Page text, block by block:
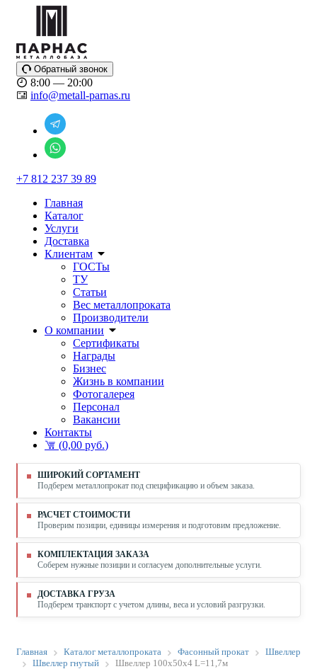
Обратный звонок
8:00 — 20:00
info@metall-parnas.ru
+7 812 237 39 89
Главная
Каталог
Услуги
Доставка
Клиентам
ГОСТы
ТУ
Статьи
Вес металлопроката
Производители
О компании
Сертификаты
Награды
Бизнес
Жизнь в компании
Фотогалерея
Персонал
Вакансии
Контакты
(0,00 руб.)
ШИРОКИЙ СОРТАМЕНТ
Подберем металлопрокат под спецификацию и объем заказа.
РАСЧЕТ СТОИМОСТИ
Проверим позиции, единицы измерения и подготовим предложение.
КОМПЛЕКТАЦИЯ ЗАКАЗА
Соберем нужные позиции и согласуем дополнительные услуги.
ДОСТАВКА ГРУЗА
Подберем транспорт с учетом длины, веса и условий разгрузки.
Главная Каталог металлопроката Фасонный прокат
Швеллер
Швеллер гнутый
Швеллер 100х50х4 L=11,7м